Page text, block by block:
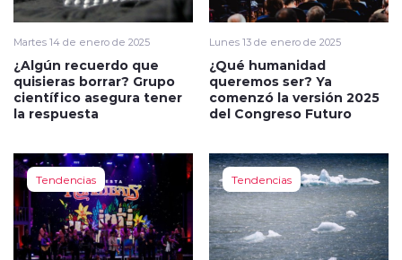
Martes 14 de enero de 2025
¿Algún recuerdo que
quisieras borrar? Grupo
científico asegura tener
la respuesta
Lunes 13 de enero de 2025
¿Qué humanidad
queremos ser? Ya
comenzó la versión 2025
del Congreso Futuro
Tendencias Tendencias